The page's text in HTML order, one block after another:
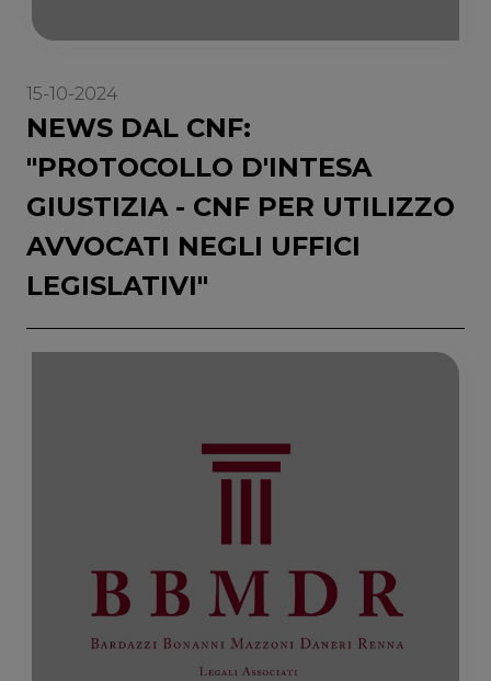
15-10-2024
NEWS DAL CNF:
"PROTOCOLLO D'INTESA
GIUSTIZIA - CNF PER UTILIZZO
AVVOCATI NEGLI UFFICI
LEGISLATIVI"